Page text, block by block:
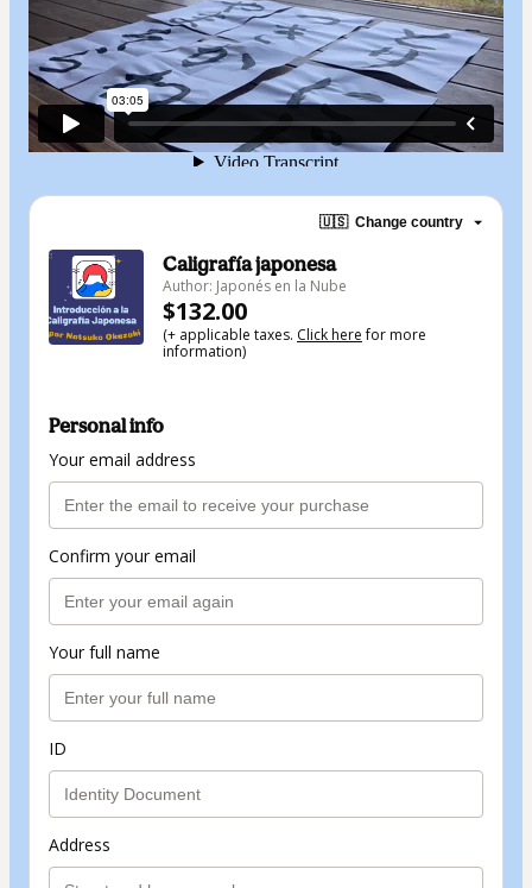
🇺🇸 Change country
Caligrafía japonesa
Author: Japonés en la Nube
$132.00
(+ applicable taxes. Click herefor more
information)
Personal info
Your email address
Confirm your email
Your full name
ID
Address